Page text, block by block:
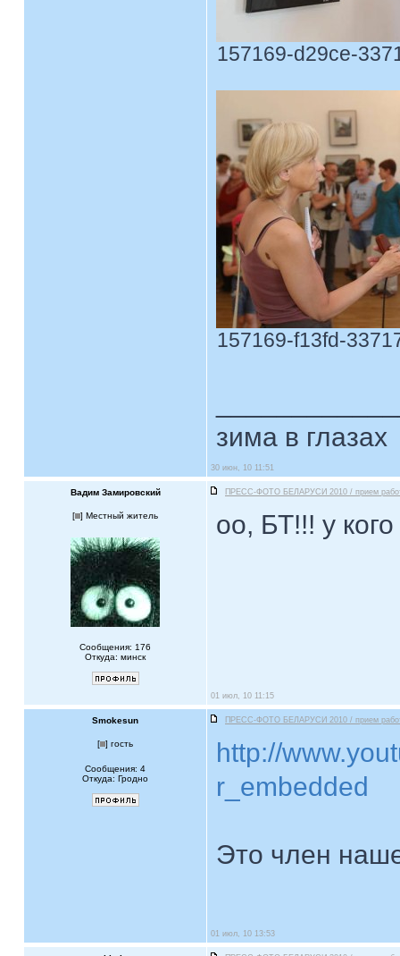
157169-d29ce-
157169-f13fd-
зима в глазах
30 июн, 10 11:51
Вадим Замировский ПРЕСС-ФОТО БЕЛАРУСИ 2010 / прием
[ ] Местный житель
Сообщения: 176
Откуда: минск
оо, БТ!!! у
01 июл, 10 11:15
Smokesun ПРЕСС-ФОТО БЕЛАРУСИ 2010 / прием
[ ] гость
Сообщения: 4
Откуда: Гродно
http://
r_embedded
Это член
01 июл, 10 13:53